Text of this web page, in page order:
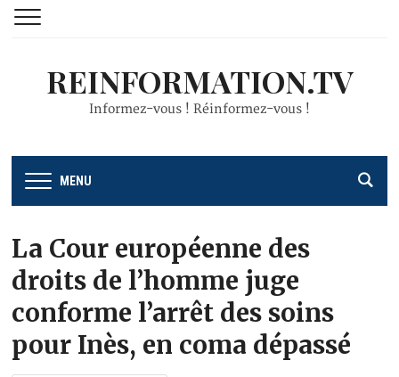
REINFORMATION.TV
Informez-vous ! Réinformez-vous !
MENU
La Cour européenne des
droits de l’homme juge
conforme l’arrêt des soins
pour Inès, en coma dépassé